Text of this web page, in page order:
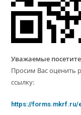
Уважаемые
Просим Вас оценить
ссылку:
https://forms.mkrf.ru/